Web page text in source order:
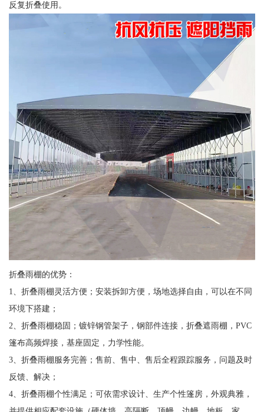
反复折叠使用。
折叠雨棚的优势：
1、折叠雨棚灵活方便；安装拆卸方便，场地选择自由，可以在不同
环境下搭建；
2、折叠雨棚稳固；镀锌钢管架子，钢部件连接，折叠遮雨棚，PVC
篷布高频焊接，基座固定，力学性能。
3、折叠雨棚服务完善；售前、售中、售后全程跟踪服务，问题及时
反馈、解决；
4、折叠雨棚个性满足；可依需求设计、生产个性篷房，外观典雅，